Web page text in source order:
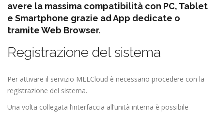
avere la massima compatibilità con PC, Tablet
e Smartphone grazie ad App dedicate o
tramite Web Browser.
Registrazione del sistema
Per attivare il servizio MELCloud è necessario procedere con la
registrazione del sistema.
Una volta collegata l’interfaccia all’unità interna è possibile